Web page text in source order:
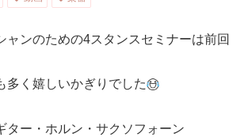
ャンのための4スタンスセミナーは前回
多く嬉しいかぎりでした
ター・ホルン・サクソフォーン